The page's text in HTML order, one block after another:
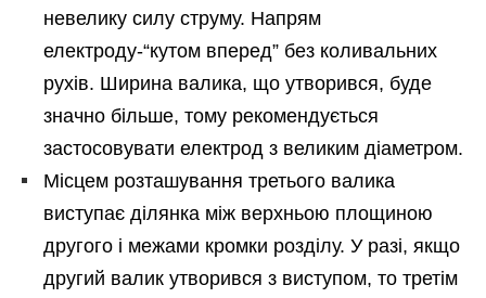
невелику силу струму. Напрям
електроду-“кутом вперед” без коливальних
рухів. Ширина валика, що утворився, буде
значно більше, тому рекомендується
застосовувати електрод з великим діаметром.
Місцем розташування третього валика
виступає ділянка між верхньою площиною
другого і межами кромки розділу. У разі, якщо
другий валик утворився з виступом, то третім